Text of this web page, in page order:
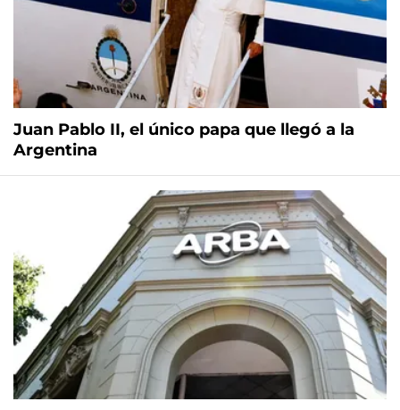
Juan Pablo II, el único papa que llegó a la
Argentina